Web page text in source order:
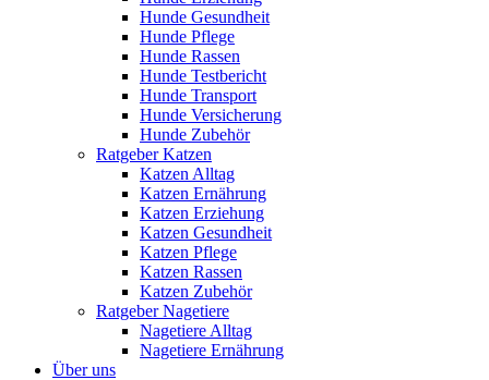
Hunde Gesundheit
Hunde Pflege
Hunde Rassen
Hunde Testbericht
Hunde Transport
Hunde Versicherung
Hunde Zubehör
Ratgeber Katzen
Katzen Alltag
Katzen Ernährung
Katzen Erziehung
Katzen Gesundheit
Katzen Pflege
Katzen Rassen
Katzen Zubehör
Ratgeber Nagetiere
Nagetiere Alltag
Nagetiere Ernährung
Über uns